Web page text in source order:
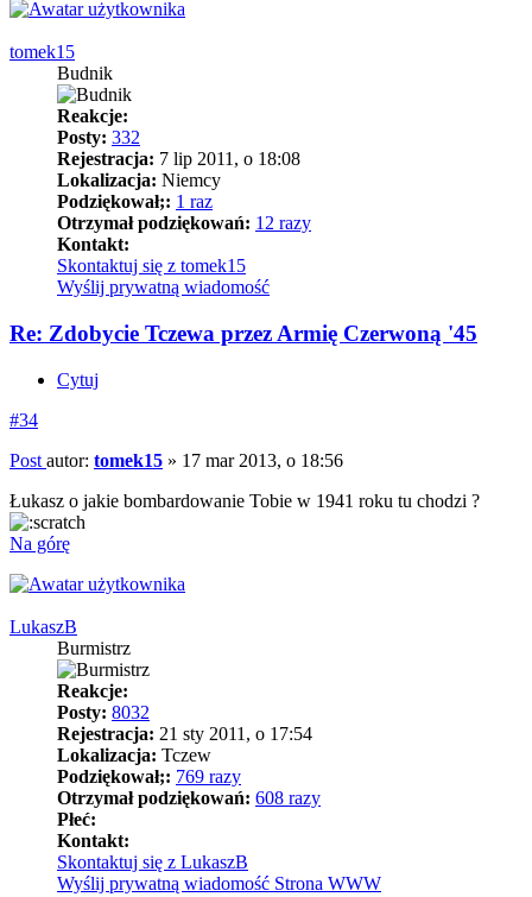
tomek15
Budnik
Reakcje:
Posty: 332
Rejestracja: 7 lip 2011, o 18:08
Lokalizacja: Niemcy
Podziękował;: 1 raz
Otrzymał podziękowań: 12 razy
Kontakt:
Skontaktuj się z tomek15
Wyślij prywatną wiadomość
Re: Zdobycie Tczewa przez Armię Czerwoną '45
Cytuj
#34
Post autor: tomek15 » 17 mar 2013, o 18:56
Łukasz o jakie bombardowanie Tobie w 1941 roku tu chodzi ?
Na górę
LukaszB
Burmistrz
Reakcje:
Posty: 8032
Rejestracja: 21 sty 2011, o 17:54
Lokalizacja: Tczew
Podziękował;: 769 razy
Otrzymał podziękowań: 608 razy
Płeć:
Kontakt:
Skontaktuj się z LukaszB
Wyślij prywatną wiadomość Strona WWW